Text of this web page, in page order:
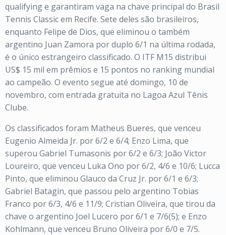
qualifying e garantiram vaga na chave principal do Brasil
Tennis Classic em Recife. Sete deles são brasileiros,
enquanto Felipe de Dios, que eliminou o também
argentino Juan Zamora por duplo 6/1 na última rodada,
é o único estrangeiro classificado. O ITF M15 distribui
US$ 15 mil em prêmios e 15 pontos no ranking mundial
ao campeão. O evento segue até domingo, 10 de
novembro, com entrada gratuita no Lagoa Azul Tênis
Clube.
Os classificados foram Matheus Bueres, que venceu
Eugenio Almeida Jr. por 6/2 e 6/4; Enzo Lima, que
superou Gabriel Tumasonis por 6/2 e 6/3; João Victor
Loureiro, que venceu Luka Ono por 6/2, 4/6 e 10/6; Lucca
Pinto, que eliminou Glauco da Cruz Jr. por 6/1 e 6/3;
Gabriel Batagin, que passou pelo argentino Tobias
Franco por 6/3, 4/6 e 11/9; Cristian Oliveira, que tirou da
chave o argentino Joel Lucero por 6/1 e 7/6(5); e Enzo
Kohlmann, que venceu Bruno Oliveira por 6/0 e 7/5.